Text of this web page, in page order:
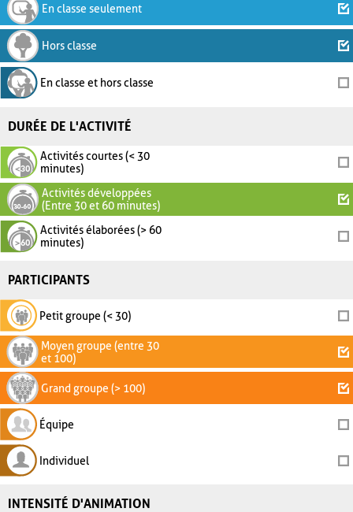
En classe seulement
Hors classe
En classe et hors classe
DURÉE DE L'ACTIVITÉ
Activités courtes (< 30
minutes)
Activités développées
(Entre 30 et 60 minutes)
Activités élaborées (> 60
minutes)
PARTICIPANTS
Petit groupe (< 30)
Moyen groupe (entre 30
et 100)
Grand groupe (> 100)
Équipe
Individuel
INTENSITÉ D'ANIMATION